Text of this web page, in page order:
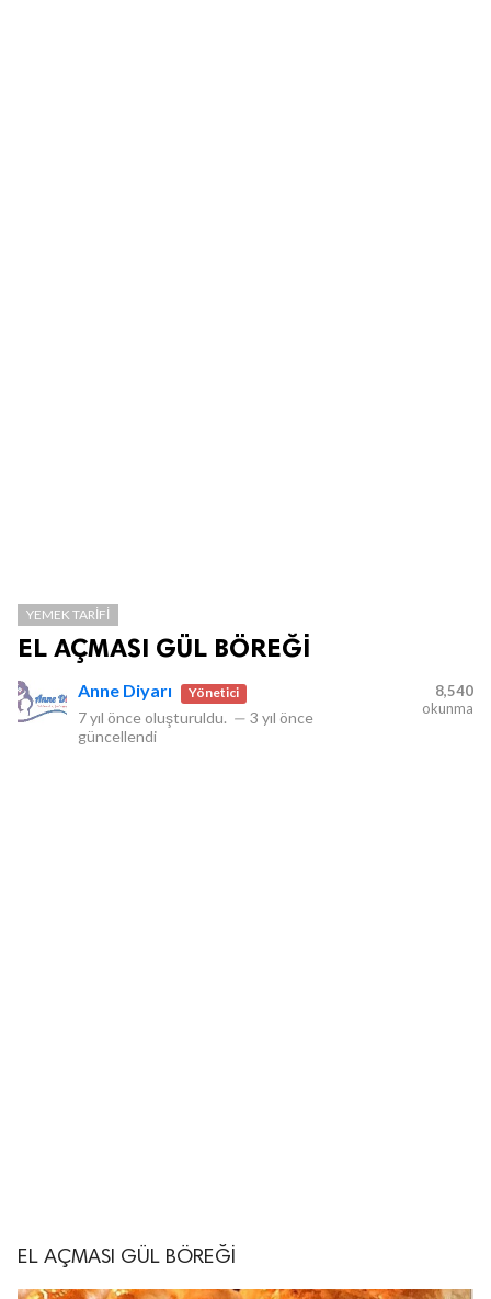
YEMEK TARIFI
EL AÇMASI GÜL BÖREĞİ
Anne Diyarı Yönetici
7 yıl önce oluşturuldu. — 3 yıl önce
güncellendi
8,540
okunma
EL AÇMASI GÜL BÖREĞİ